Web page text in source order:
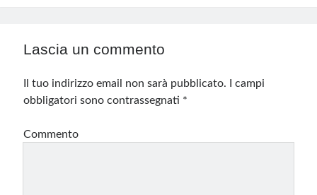
Lascia un commento
Il tuo indirizzo email non sarà pubblicato.
I campi
obbligatori sono contrassegnati *
Commento